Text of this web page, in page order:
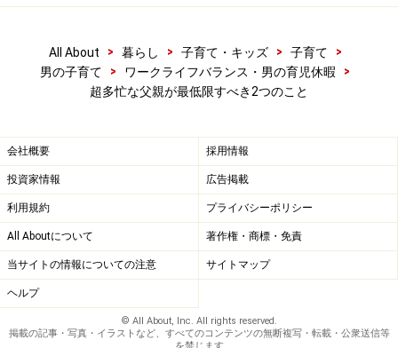
All About > 暮らし > 子育て・キッズ > 子育て
>
男の子育て
> ワークライフバランス・男の育児休暇
>
超多忙な父親が最低限すべき2つのこと
会社概要 採用情報
投資家情報 広告掲載
利用規約 プライバシーポリシー
All Aboutについて 著作権・商標・免責
当サイトの情報についての注意 サイトマップ
ヘルプ
© All About, Inc. All rights reserved.
掲載の記事・写真・イラストなど、すべてのコンテンツの無断複写・転載・公衆送信等